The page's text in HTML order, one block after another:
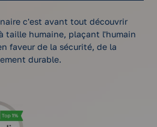
c'est avant tout découvrir
taille humaine, plaçant l'humain
faveur de la sécurité, de la
durable.